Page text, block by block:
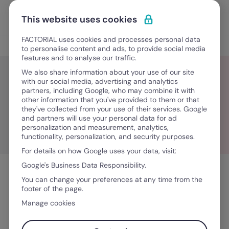
Ir al contenido
Pedir una demo
Blog
Digitalización
This website uses cookies
FACTORIAL uses cookies and processes personal data
to personalise content and ads, to provide social media
features and to analyse our traffic.
We also share information about your use of our site
with our social media, advertising and analytics
partners, including Google, who may combine it with
other information that you've provided to them or that
they've collected from your use of their services. Google
and partners will use your personal data for ad
personalization and measurement, analytics,
functionality, personalization, and security purposes.
For details on how Google uses your data, visit:
Google's Business Data Responsibility.
You can change your preferences at any time from the
footer of the page.
Manage cookies